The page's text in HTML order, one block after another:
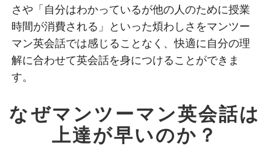
さや「自分はわかっているが他の人のために授業
時間が消費される」といった煩わしさをマンツー
マン英会話では感じることなく、快適に自分の理
解に合わせて英会話を身につけることができま
す。
なぜマンツーマン英会話は
上達が早いのか？